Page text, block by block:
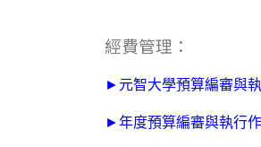
經費管理：
►元智大學預算編審與
►年度預算編審與執行